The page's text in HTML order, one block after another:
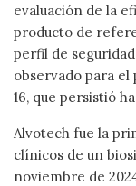
evaluación de la
producto de
perfil de
observado para
16, que persistió
Alvotech fue la
clínicos de un
noviembre de